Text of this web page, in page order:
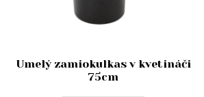
Umelý zamiokulkas v kvetináči
75cm